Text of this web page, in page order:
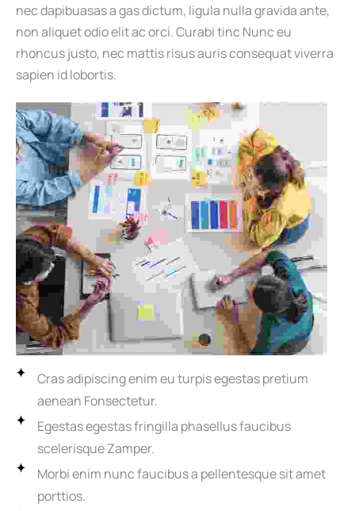
nec dapibuasas a gas dictum, ligula nulla gravida ante,
non aliquet odio elit ac orci. Curabi tinc Nunc eu
rhoncus justo, nec mattis risus auris consequat viverra
sapien id lobortis.
Cras adipiscing enim eu turpis egestas pretium
aenean Fonsectetur.
Egestas egestas fringilla phasellus faucibus
scelerisque Zamper.
Morbi enim nunc faucibus a pellentesque sit amet
porttios.